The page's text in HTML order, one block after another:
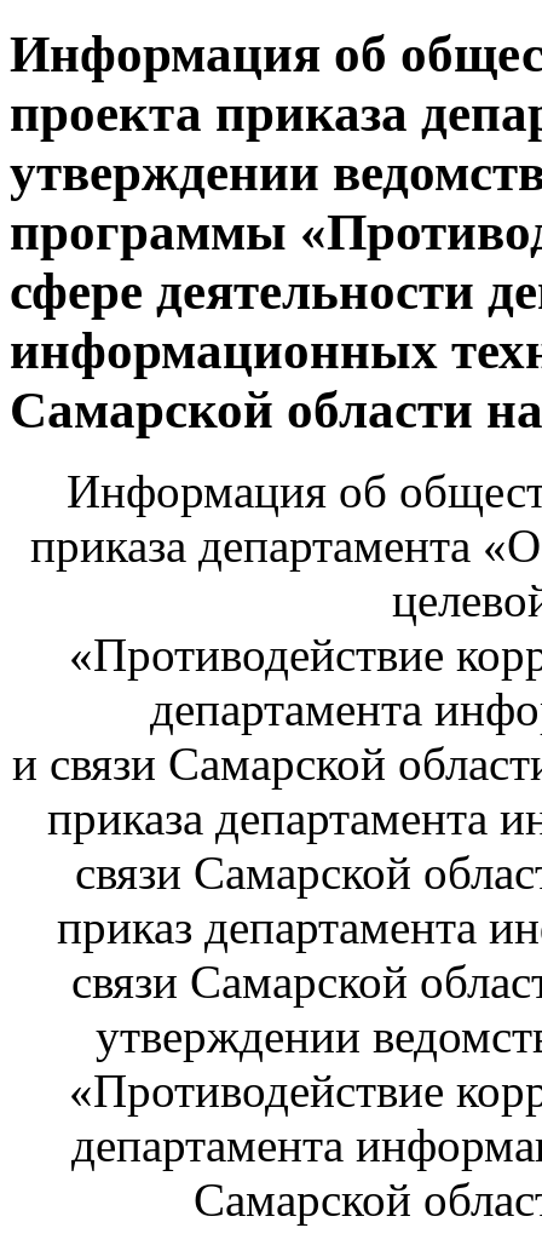
Информация об
проекта приказа
утверждении
программы
сфере деятельности
информационных
Самарской области
Информация об
приказа департамента
«Противодействие
департамента
и связи Самарской
приказа департамента
связи Самарской
приказ департамента
связи Самарской
утверждении
«Противодействие
департамента
Самарской